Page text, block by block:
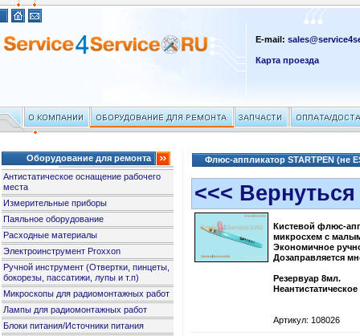
E-mail:
Карта проезда
Оборудование для ремонта
Антистатическое оснащение рабочего
места
Измерительные приборы
Паяльное оборудование
Расходные материалы
Электроинструмент Proxxon
Ручной инструмент (Отвертки, пинцеты,
бокорезы, пассатижи, лупы и т.п)
Микроскопы для радиомонтажных работ
Лампы для радиомонтажных работ
Блоки питания/Источники питания
Флюс-аппликатор STARTPEN (не
<<<
Кистевой флюс-
микросхем с
Экономичное
Дозаправляется
Резервуар 8мл.
Артикул: 108026